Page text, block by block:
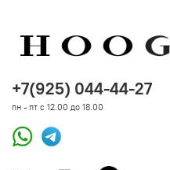
+7(925) 044-44-27
пн - пт с 12.00 до 18.00